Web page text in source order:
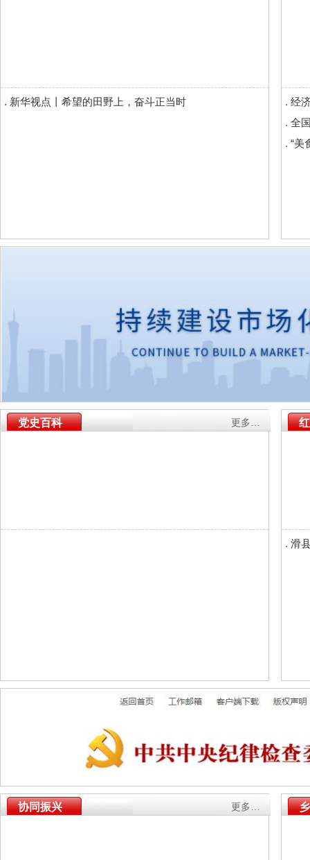
. 新华视点丨希望的田野上，奋斗正当时 . 经
. 全
. “美
更多…
党史百科
. 滑
更多…
协同振兴